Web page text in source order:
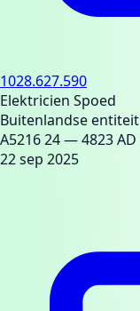
1028.627.590
Elektricien Spoed
Buitenlandse entiteit
A5216 24— 4823 AD
22 sep 2025